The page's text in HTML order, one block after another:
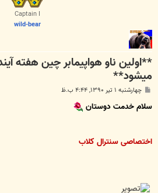
Captain I
wild-bear
**اولین ناو هواپیمابر چین هفته
میشود**
س
ت
چهارشنبه ۱ تیر ۱۳۹۰, ۴:۴۴ ب.ظ
سلام خدمت دوستان
اختصاصی سنترال کلاب